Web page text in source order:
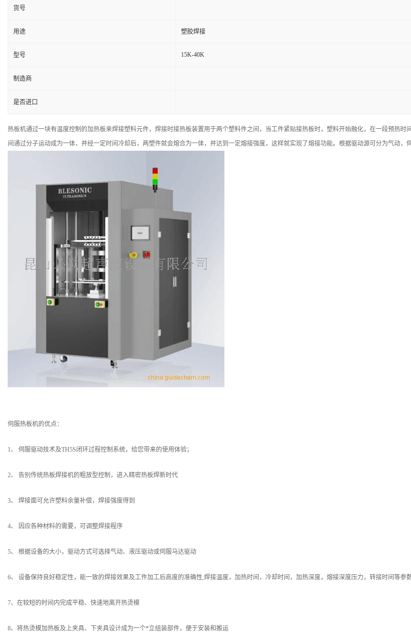
货号
用途 塑胶焊接
型号 15K-40K
制造商
是否进口
热板机通过一块有温度控制的加热板来焊接塑料元件，焊接时接热板装置用于两个塑料件之间，当工件紧贴接热板时，塑料开始融化，在一段预热
间通过分子运动成为一体，并经一定时间冷却后，两塑件就会熔合为一体，并达到一定熔接强度，这样就实现了熔接功能。根据驱动源可分为气动
伺服热板机的优点：
1、 伺服驱动技术及TH5S闭环过程控制系统，给您带来的使用体验；
2、 告别传统热板焊接机的粗放型控制，进入精密热板焊新时代
3、 焊接面可允许塑料余量补偿，焊接强度得到
4、 因应各种材料的需要，可调整焊接程序
5、 根据设备的大小，驱动方式可选择气动、液压驱动或伺服马达驱动
6、 设备保持良好稳定性，能一致的焊接效果及工件加工后高度的准确性,焊接温度，加热时间，冷却时间，加热深度，熔接深度压力，转接时间等参
7、在较短的时间内完成平稳、快速地离开热烫模
8、将热烫模加热板及上夹具、下夹具设计成为一个*立组装部件，便于安装和搬运